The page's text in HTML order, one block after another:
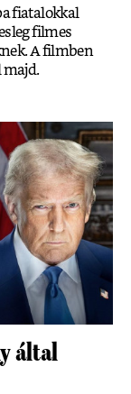
fiatalokkal
filmes
A filmben
majd.
által